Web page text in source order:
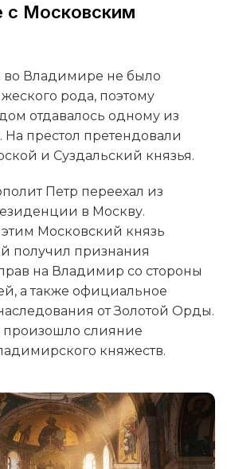
с Московским
во Владимире не было
рода, поэтому
отдавалось одному из
престол претендовали
и Суздальский князья.
Петр переехал из
в Москву.
Московский князь
получил признания
на Владимир со стороны
а также официальное
от Золотой Орды.
произошло слияние
княжеств.